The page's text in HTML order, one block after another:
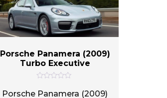
Porsche Panamera (2009)
Turbo Executive
ц
Porsche Panamera (2009)